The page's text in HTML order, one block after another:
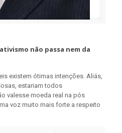
não passa nem da
existem ótimas intenções. Aliás,
estariam todos
valesse moeda real na pós
voz muito mais forte a respeito